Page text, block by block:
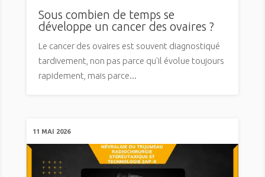
Sous combien de temps se
développe un cancer des ovaires ?
Le cancer des ovaires est souvent diagnostiqué
tardivement, non pas parce qu'il évolue toujours
rapidement, mais parce...
11 MAI 2026